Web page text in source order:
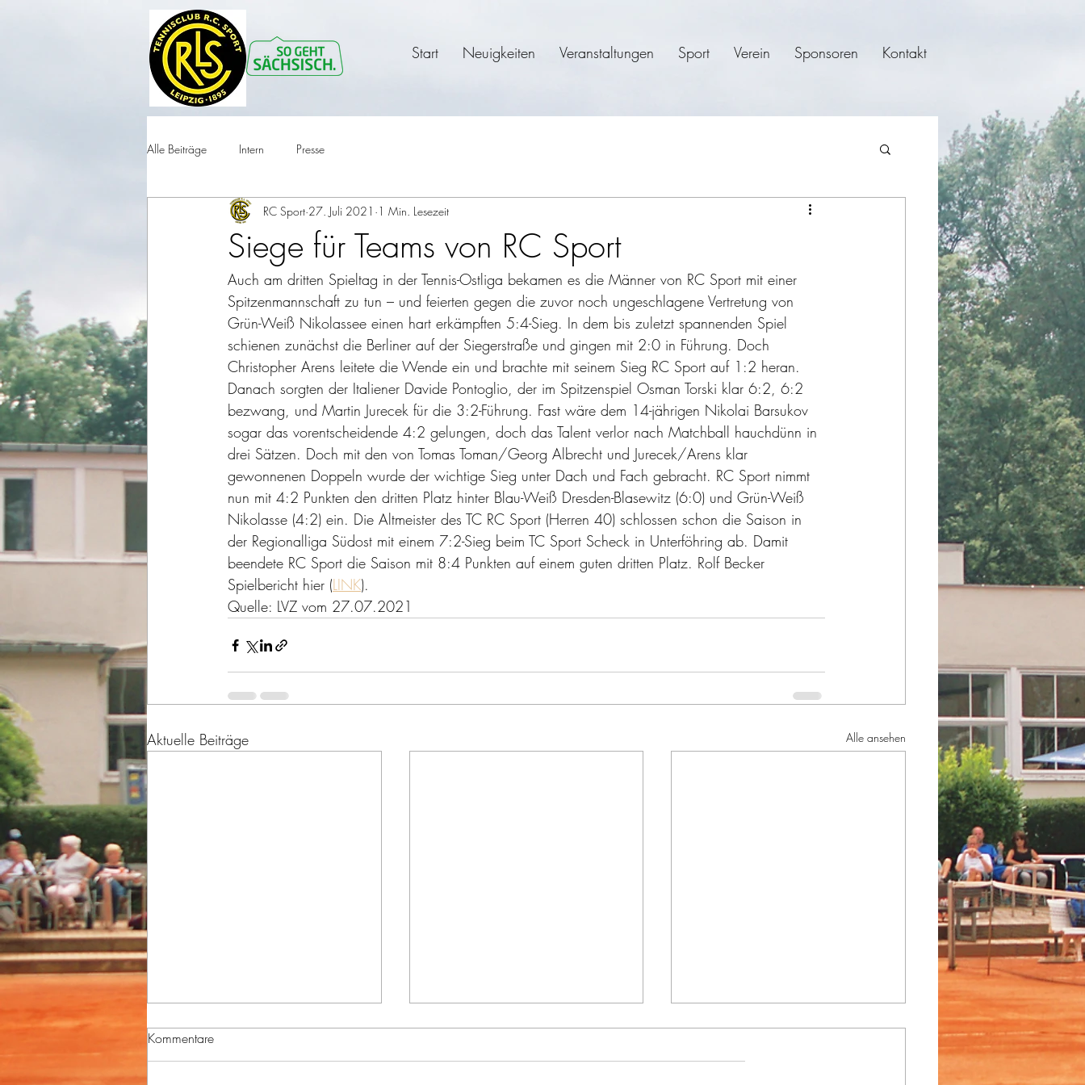
Start Neuigkeiten Veranstaltungen Sport Verein Sponsoren Kontakt
Alle Beiträge Intern Presse
Siege für Teams von RC Sport
RC Sport 27. Juli 2021 1 Min. Lesezeit
Auch am dritten Spieltag in der Tennis-Ostliga bekamen es die Männer von RC Sport mit einer
Spitzenmannschaft zu tun – und feierten gegen die zuvor noch ungeschlagene Vertretung von
Grün-Weiß Nikolassee einen hart erkämpften 5:4-Sieg. In dem bis zuletzt spannenden Spiel
schienen zunächst die Berliner auf der Siegerstraße und gingen mit 2:0 in Führung. Doch
Christopher Arens leitete die Wende ein und brachte mit seinem Sieg RC Sport auf 1:2 heran.
Danach sorgten der Italiener Davide Pontoglio, der im Spitzenspiel Osman Torski klar 6:2, 6:2
bezwang, und Martin Jurecek für die 3:2-Führung. Fast wäre dem 14-jährigen Nikolai Barsukov
sogar das vorentscheidende 4:2 gelungen, doch das Talent verlor nach Matchball hauchdünn in
drei Sätzen. Doch mit den von Tomas Toman/Georg Albrecht und Jurecek/Arens klar
gewonnenen Doppeln wurde der wichtige Sieg unter Dach und Fach gebracht. RC Sport nimmt
nun mit 4:2 Punkten den dritten Platz hinter Blau-Weiß Dresden-Blasewitz (6:0) und Grün-Weiß
Nikolasse (4:2) ein. Die Altmeister des TC RC Sport (Herren 40) schlossen schon die Saison in
der Regionalliga Südost mit einem 7:2-Sieg beim TC Sport Scheck in Unterföhring ab. Damit
beendete RC Sport die Saison mit 8:4 Punkten auf einem guten dritten Platz. Rolf Becker
Spielbericht hier (LINK).
Quelle: LVZ vom 27.07.2021
Aktuelle Beiträge Alle ansehen
Kommentare